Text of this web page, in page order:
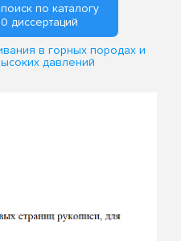
по каталогу
диссертаций
в горных породах и
давлений